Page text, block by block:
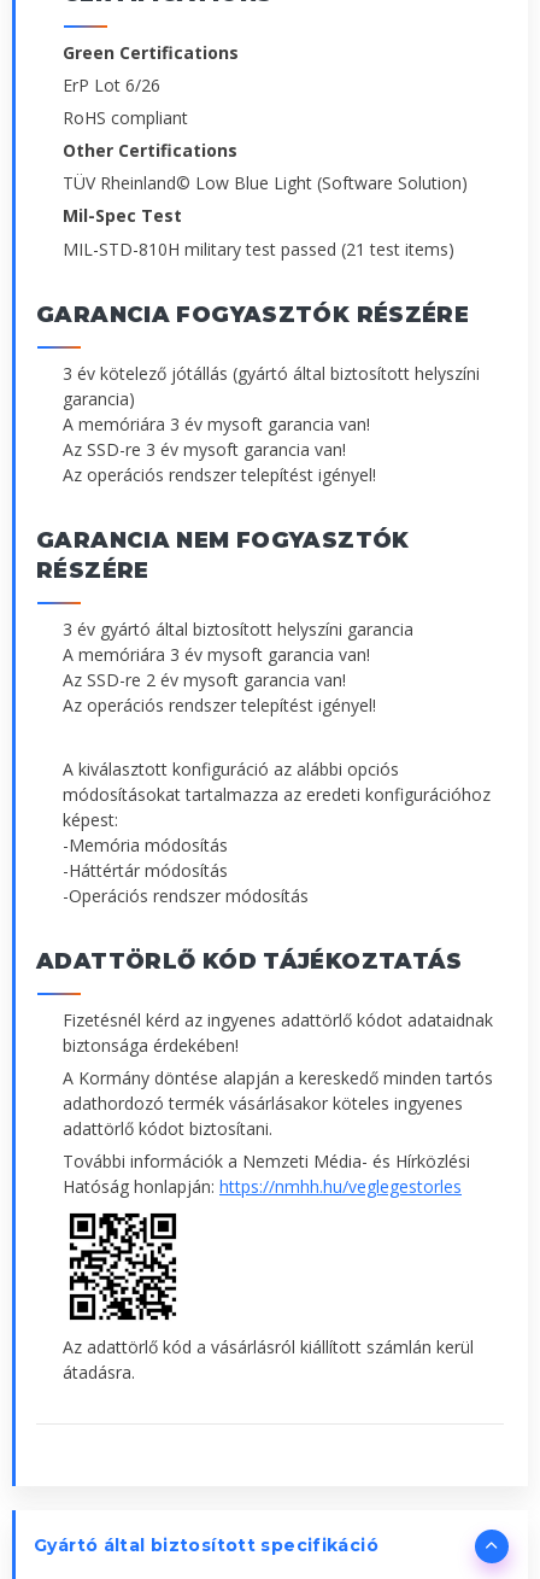
Green Certifications
ErP Lot 6/26
RoHS compliant
Other Certifications
TÜV Rheinland© Low Blue Light (Software Solution)
Mil-Spec Test
MIL-STD-810H military test passed (21 test items)
GARANCIA FOGYASZTÓK RÉSZÉRE
3 év kötelező jótállás (gyártó által biztosított helyszíni
garancia)
A memóriára 3 év mysoft garancia van!
Az SSD-re 3 év mysoft garancia van!
Az operációs rendszer telepítést igényel!
GARANCIA NEM FOGYASZTÓK
RÉSZÉRE
3 év gyártó által biztosított helyszíni garancia
A memóriára 3 év mysoft garancia van!
Az SSD-re 2 év mysoft garancia van!
Az operációs rendszer telepítést igényel!
A kiválasztott konfiguráció az alábbi opciós
módosításokat tartalmazza az eredeti konfigurációhoz
képest:
-Memória módosítás
-Háttértár módosítás
-Operációs rendszer módosítás
ADATTÖRLŐ KÓD TÁJÉKOZTATÁS
Fizetésnél kérd az ingyenes adattörlő kódot adataidnak
biztonsága érdekében!
A Kormány döntése alapján a kereskedő minden tartós
adathordozó termék vásárlásakor köteles ingyenes
adattörlő kódot biztosítani.
További információk a Nemzeti Média- és Hírközlési
Hatóság honlapján: https://nmhh.hu/veglegestorles
Az adattörlő kód a vásárlásról kiállított számlán kerül
átadásra.
Gyártó által biztosított specifikáció